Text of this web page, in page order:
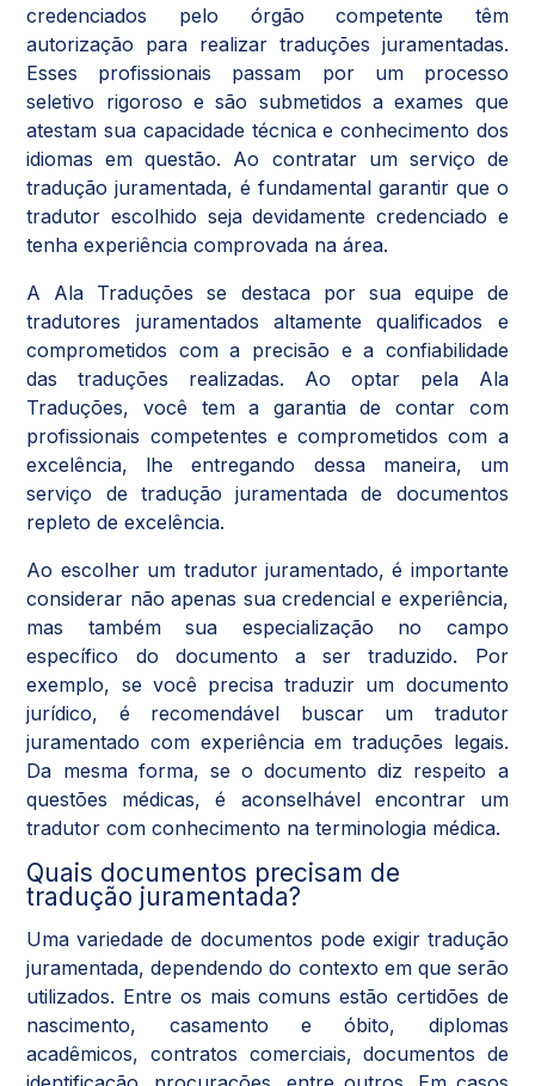
credenciados pelo órgão competente têm
autorização para realizar traduções juramentadas.
Esses profissionais passam por um processo
seletivo rigoroso e são submetidos a exames que
atestam sua capacidade técnica e conhecimento dos
idiomas em questão. Ao contratar um serviço de
tradução juramentada, é fundamental garantir que o
tradutor escolhido seja devidamente credenciado e
tenha experiência comprovada na área.
A Ala Traduções se destaca por sua equipe de
tradutores juramentados altamente qualificados e
comprometidos com a precisão e a confiabilidade
das traduções realizadas. Ao optar pela Ala
Traduções, você tem a garantia de contar com
profissionais competentes e comprometidos com a
excelência, lhe entregando dessa maneira, um
serviço de tradução juramentada de documentos
repleto de excelência.
Ao escolher um tradutor juramentado, é importante
considerar não apenas sua credencial e experiência,
mas também sua especialização no campo
específico do documento a ser traduzido. Por
exemplo, se você precisa traduzir um documento
jurídico, é recomendável buscar um tradutor
juramentado com experiência em traduções legais.
Da mesma forma, se o documento diz respeito a
questões médicas, é aconselhável encontrar um
tradutor com conhecimento na terminologia médica.
Quais documentos precisam de
tradução juramentada?
Uma variedade de documentos pode exigir tradução
juramentada, dependendo do contexto em que serão
utilizados. Entre os mais comuns estão certidões de
nascimento, casamento e óbito, diplomas
acadêmicos, contratos comerciais, documentos de